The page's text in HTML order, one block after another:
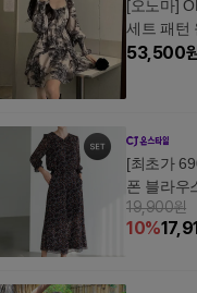
[오노마]
세트 패턴
53,500
[최초가
폰 블라우
19,900원
10%